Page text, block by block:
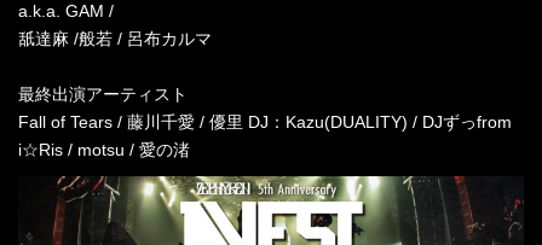
a.k.a. GAM /
舐達麻 /般若 / 呂布カルマ
最終出演アーティスト
Fall of Tears / 藤川千愛 / 優里 DJ：Kazu(DUALITY) / DJずっfrom
i☆Ris / motsu / 愛の渚